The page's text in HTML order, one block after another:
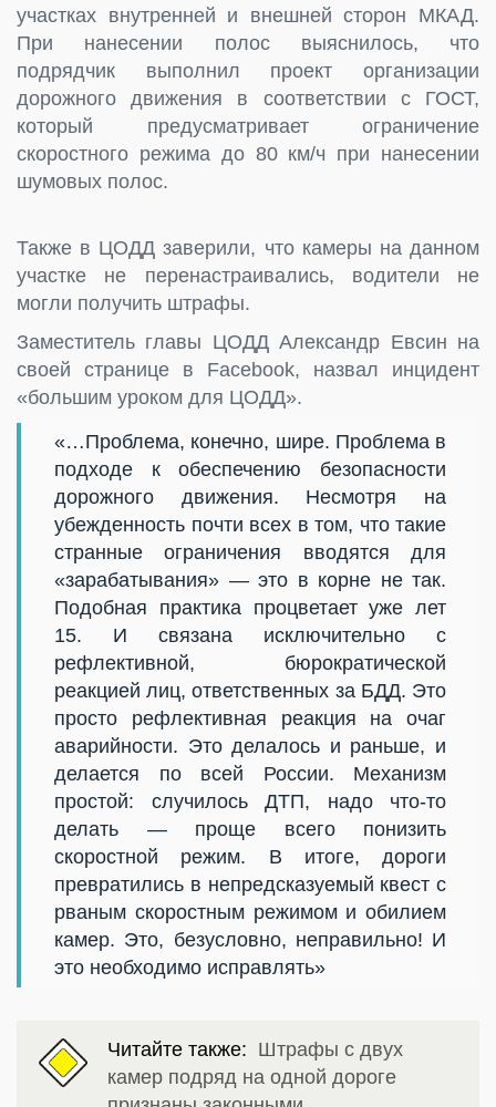
участках внутренней и внешней сторон МКАД.
При нанесении полос выяснилось, что
подрядчик выполнил проект организации
дорожного движения в соответствии с ГОСТ,
который предусматривает ограничение
скоростного режима до 80 км/ч при нанесении
шумовых полос.
Также в ЦОДД заверили, что камеры на данном
участке не перенастраивались, водители не
могли получить штрафы.
Заместитель главы ЦОДД Александр Евсин на
своей странице в Facebook, назвал инцидент
«большим уроком для ЦОДД».
«…Проблема, конечно, шире. Проблема в
подходе к обеспечению безопасности
дорожного движения. Несмотря на
убежденность почти всех в том, что такие
странные ограничения вводятся для
«зарабатывания» — это в корне не так.
Подобная практика процветает уже лет
15. И связана исключительно с
рефлективной, бюрократической
реакцией лиц, ответственных за БДД. Это
просто рефлективная реакция на очаг
аварийности. Это делалось и раньше, и
делается по всей России. Механизм
простой: случилось ДТП, надо что-то
делать — проще всего понизить
скоростной режим. В итоге, дороги
превратились в непредсказуемый квест с
рваным скоростным режимом и обилием
камер. Это, безусловно, неправильно! И
это необходимо исправлять»
Читайте также: Штрафы с двух
камер подряд на одной дороге